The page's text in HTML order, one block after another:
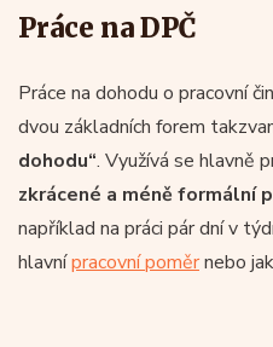
Práce na DPČ
Práce na dohodu o pracovní
dvou základních forem
dohodu“. Využívá se hlavně
zkrácené a méně formální
například na práci pár dní v
hlavnípracovní poměrnebo